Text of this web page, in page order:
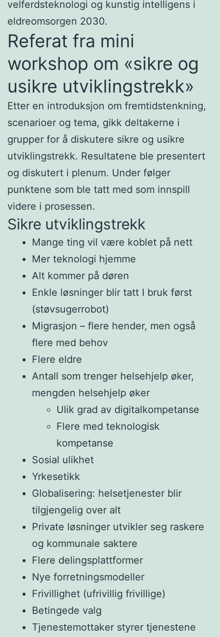
velferdsteknologi og kunstig intelligens i
eldreomsorgen 2030.
Referat fra mini
workshop om «sikre og
usikre utviklingstrekk»
Etter en introduksjon om fremtidstenkning,
scenarioer og tema, gikk deltakerne i
grupper for å diskutere sikre og usikre
utviklingstrekk. Resultatene ble presentert
og diskutert i plenum. Under følger
punktene som ble tatt med som innspill
videre i prosessen.
Sikre utviklingstrekk
Mange ting vil være koblet på nett
Mer teknologi hjemme
Alt kommer på døren
Enkle løsninger blir tatt I bruk først
(støvsugerrobot)
Migrasjon – flere hender, men også
flere med behov
Flere eldre
Antall som trenger helsehjelp øker,
mengden helsehjelp øker
Ulik grad av digitalkompetanse
Flere med teknologisk
kompetanse
Sosial ulikhet
Yrkesetikk
Globalisering: helsetjenester blir
tilgjengelig over alt
Private løsninger utvikler seg raskere
og kommunale saktere
Flere delingsplattformer
Nye forretningsmodeller
Frivillighet (ufrivillig frivillige)
Betingede valg
Tjenestemottaker styrer tjenestene